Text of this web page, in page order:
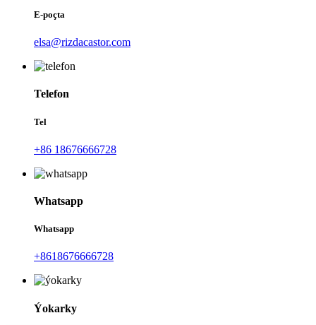
E-poçta
elsa@rizdacastor.com
Telefon
Tel
+86 18676666728
Whatsapp
Whatsapp
+8618676666728
Ýokarky